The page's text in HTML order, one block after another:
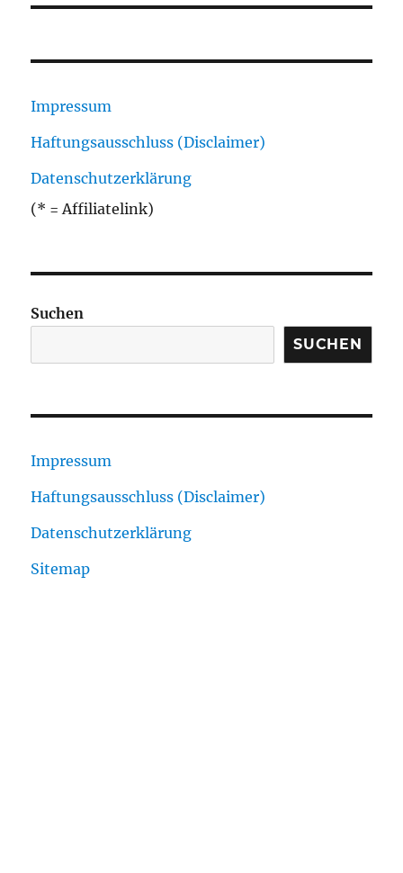
Impressum
Haftungsausschluss (Disclaimer)
Datenschutzerklärung
(* = Affiliatelink)
Suchen
SUCHEN
Impressum
Haftungsausschluss (Disclaimer)
Datenschutzerklärung
Sitemap